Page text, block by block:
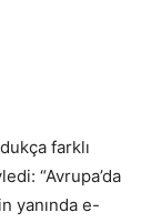
farklı
“Avrupa’da
yanında e-